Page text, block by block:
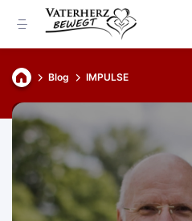
Blog IMPULSE